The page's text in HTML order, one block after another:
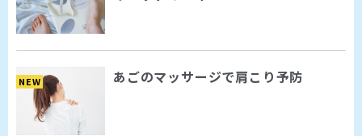
NEW あごのマッサージで肩こり予防